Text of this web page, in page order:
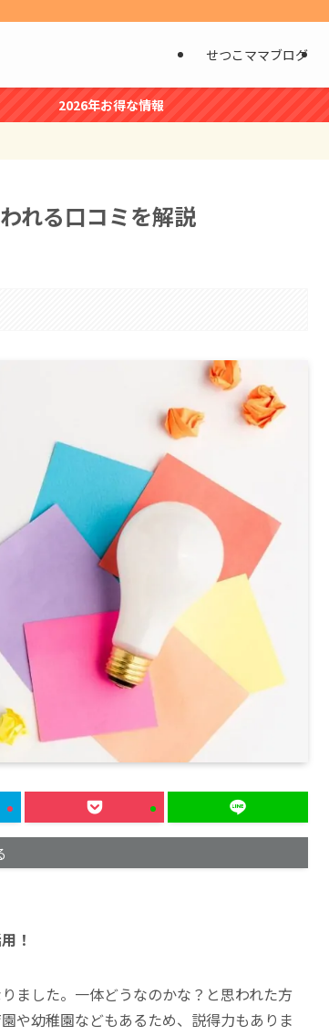
せつこママブログ
2026年お得な情報
れる口コミを解説
！
ました。一体どうなのかな？と思われた方
や幼稚園などもあるため、説得力もありま